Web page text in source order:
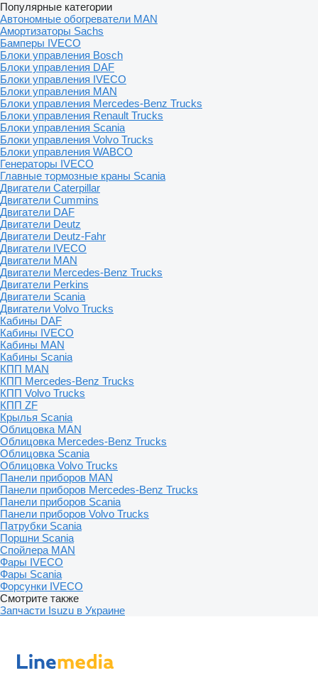
Популярные категории
Автономные обогреватели MAN
Амортизаторы Sachs
Бамперы IVECO
Блоки управления Bosch
Блоки управления DAF
Блоки управления IVECO
Блоки управления MAN
Блоки управления Mercedes-Benz Trucks
Блоки управления Renault Trucks
Блоки управления Scania
Блоки управления Volvo Trucks
Блоки управления WABCO
Генераторы IVECO
Главные тормозные краны Scania
Двигатели Caterpillar
Двигатели Cummins
Двигатели DAF
Двигатели Deutz
Двигатели Deutz-Fahr
Двигатели IVECO
Двигатели MAN
Двигатели Mercedes-Benz Trucks
Двигатели Perkins
Двигатели Scania
Двигатели Volvo Trucks
Кабины DAF
Кабины IVECO
Кабины MAN
Кабины Scania
КПП MAN
КПП Mercedes-Benz Trucks
КПП Volvo Trucks
КПП ZF
Крылья Scania
Облицовка MAN
Облицовка Mercedes-Benz Trucks
Облицовка Scania
Облицовка Volvo Trucks
Панели приборов MAN
Панели приборов Mercedes-Benz Trucks
Панели приборов Scania
Панели приборов Volvo Trucks
Патрубки Scania
Поршни Scania
Спойлера MAN
Фары IVECO
Фары Scania
Форсунки IVECO
Смотрите также
Запчасти Isuzu в Украине